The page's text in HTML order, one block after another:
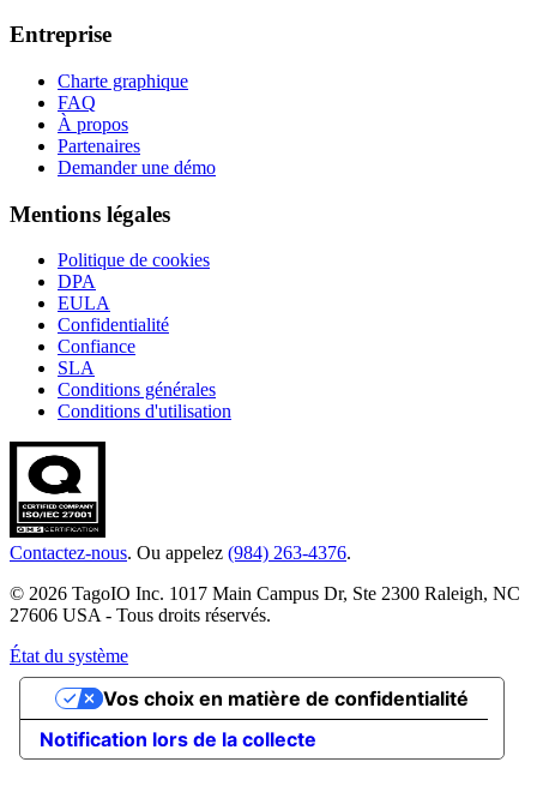
Entreprise
Charte graphique
FAQ
À propos
Partenaires
Demander une démo
Mentions légales
Politique de cookies
DPA
EULA
Confidentialité
Confiance
SLA
Conditions générales
Conditions d'utilisation
Contactez-nous. Ou appelez (984) 263-4376.
© 2026 TagoIO Inc. 1017 Main Campus Dr, Ste 2300 Raleigh, NC
27606 USA - Tous droits réservés.
État du système
Notification lors de la collecte
Vos choix en matière de confidentialité